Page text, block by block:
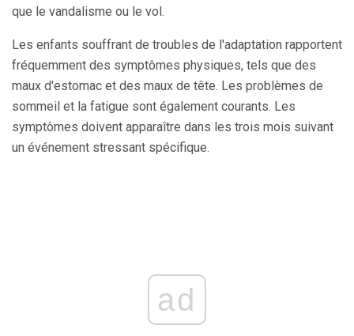
que le vandalisme ou le vol.
Les enfants souffrant de troubles de l'adaptation rapportent
fréquemment des symptômes physiques, tels que des
maux d'estomac et des maux de tête. Les problèmes de
sommeil et la fatigue sont également courants. Les
symptômes doivent apparaître dans les trois mois suivant
un événement stressant spécifique.
ad